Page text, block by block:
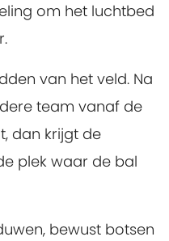
om het luchtbed
van het veld. Na
team vanaf de
dan krijgt de
plek waar de bal
bewust botsen